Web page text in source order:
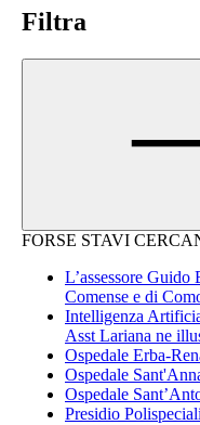
Filtra
FORSE STAVI
L’assessore
Comense e di
Intelligenza
Asst Lariana ne
Ospedale Erba-
Ospedale
Ospedale
Presidio